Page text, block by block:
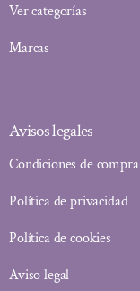
Ver categorías
Marcas
Avisos legales
Condiciones de compra
Política de privacidad
Política de cookies
Aviso legal